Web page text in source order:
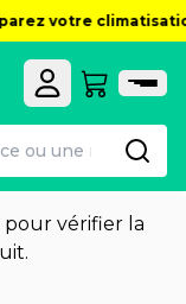
votre
vérifier la